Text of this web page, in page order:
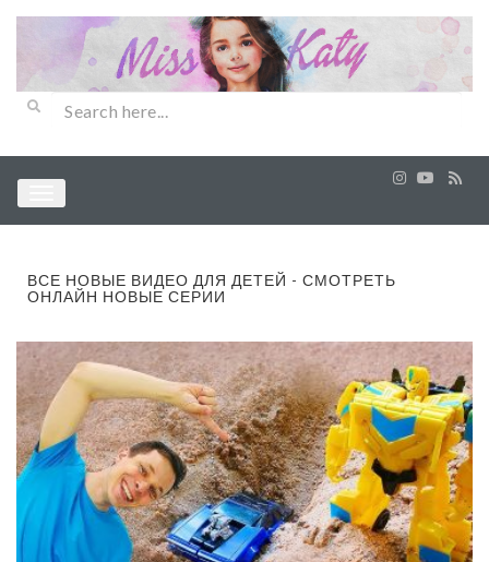
ВСЕ НОВЫЕ ВИДЕО ДЛЯ ДЕТЕЙ - СМОТРЕТЬ
ОНЛАЙН НОВЫЕ СЕРИИ